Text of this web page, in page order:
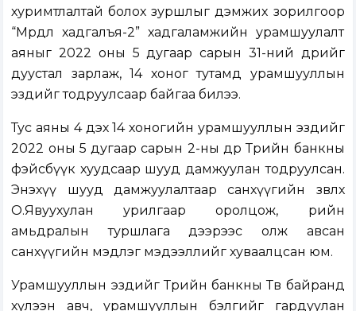
хуримтлалтай болох зуршлыг дэмжих зорилгоор
“Мөрөөдлөө хадгалъя-2” хадгаламжийн урамшуулалт
аяныг 2022 оны 5 дугаар сарын 31-ний өдрийг
дуустал зарлаж, 14 хоног тутамд урамшууллын
эздийг тодруулсаар байгаа билээ.
Тус аяны 4 дэх 14 хоногийн урамшууллын эздийг
2022 оны 5 дугаар сарын 2-ны өдөр Төрийн банкны
фэйсбүүк хуудсаар шууд дамжуулан тодруулсан.
Энэхүү шууд дамжуулалтаар санхүүгийн зөвлөх
О.Явуухулан урилгаар оролцож, өөрийн
амьдралын туршлага дээрээс олж авсан
санхүүгийн мэдлэг мэдээллийг хуваалцсан юм.
Урамшууллын эздийг Төрийн банкны Төв байранд
хүлээн авч, урамшууллын бэлгийг гардуулан